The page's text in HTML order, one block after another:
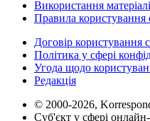
Використання
Правила користування
Договір користування
Політика у сфері
Угода щодо
Редакція
© 2000-2026,
Суб'єкт у сфері